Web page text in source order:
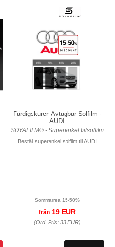
Färdigskuren Avtagbar Solfilm -
AUDI
SOYAFILM® - Superenkel bilsolfilm
Beställ superenkel solfilm till AUDI
Sommarrea 15-50%
från19 EUR
(Ord. Pris:33 EUR)